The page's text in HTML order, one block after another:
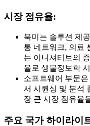
시장 점유율:
북미는 솔루션 제
통 네트워크, 의료
는 이니셔티브의
율로 생물정보학
소프트웨어 부문
서 시퀀싱 및 분석
장 큰 시장 점유율
주요 국가 하이라이